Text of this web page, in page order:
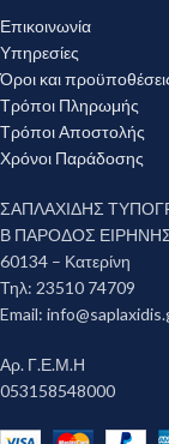
Επικοινωνία
Υπηρεσίες
Όροι και
Τρόποι Πληρωμής
Τρόποι Αποστολής
Χρόνοι Παράδοσης
ΣΑΠΛΑΧΙΔΗΣ
Β ΠΑΡΟΔΟΣ
60134 – Κατερίνη
Τηλ: 23510 74709
Email:
Αρ. Γ.Ε.Μ.Η
053158548000